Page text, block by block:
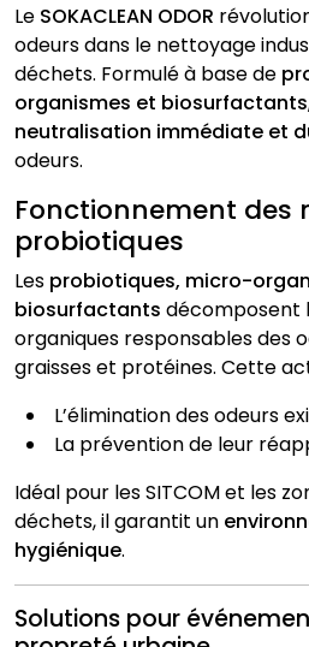
Le SOKACLEAN ODOR
odeurs dans le nettoyage
déchets. Formulé à base de
organismes et biosurfactants
neutralisation immédiate et
odeurs.
Fonctionnement des
probiotiques
Les probiotiques, micro-
biosurfactants décomposent
organiques responsables des
graisses et protéines. Cette
L’élimination des odeurs
La prévention de leur
Idéal pour les SITCOM et les
déchets, il garantit un
hygiénique.
Solutions pour